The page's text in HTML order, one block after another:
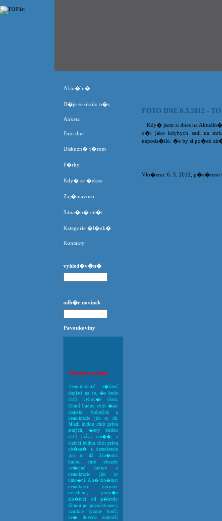
FOTO DNE 6.3.2012 -
Kdy� jsem si dnes na
o�i jako kdybych sedl na
nepoda�ilo. �e by si po�etl
Vlo�eno: 6. 3. 2012, p�e�teno
Aktu�ln�
D�je se okolo n�s
Anketa
Foto dne
Diskuzn� f�rum
F�rky
Kdy� se �ekne
Zaj�mavosti
Situa�n� cit�t
Kategorie �l�nk�
Kontakty
vyhled�v�n�
odb�r novinek
Pavoukoviny
Moudro týdne
Demokratické z�ízení
doplatí na to, �e bude
chtít vyhov�t všem.
Chudí budou chtít �ást
majetku bohatých a
demokracie jim to dá.
Mladí budou chtít práva
starých, �eny budou
chtít práva mu��, a
cizinci budou chtít práva
ob�an� a demokracie
jim to dá. Zlo�inci
budou chtít obsadit
ve�ejné funkce a
demokracie jim to
umo�ní. A a� zlo�inci
demokracii nakonec
ovládnou, proto�e
zlo�inci od p�írody
tíhnou po pozicích moci,
vznikne tyranie horší,
ne� dovede nejhorší